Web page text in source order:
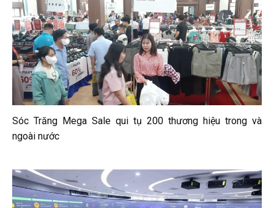
Sóc Trăng Mega Sale qui tụ 200 thương hiệu trong và
ngoài nước